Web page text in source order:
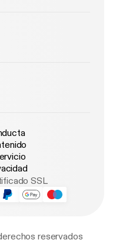
SSL
reservados